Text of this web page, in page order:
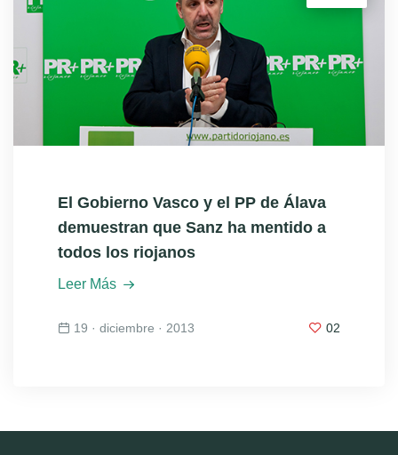
El Gobierno Vasco y el PP de Álava
demuestran que Sanz ha mentido a
todos los riojanos
Leer Más
19 · diciembre · 2013 02